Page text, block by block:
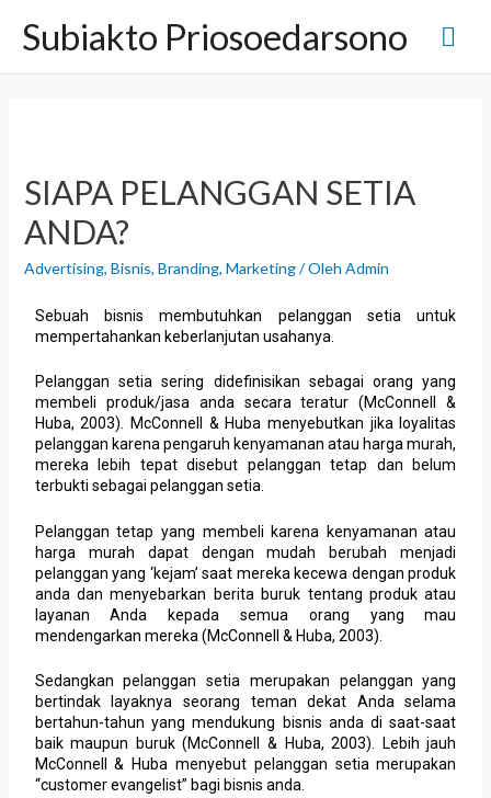
Subiakto Priosoedarsono
SIAPA PELANGGAN SETIA
ANDA?
Advertising, Bisnis, Branding, Marketing/ Oleh Admin
Sebuah bisnis membutuhkan pelanggan setia untuk
mempertahankan keberlanjutan usahanya.
Pelanggan setia sering didefinisikan sebagai orang yang
membeli produk/jasa anda secara teratur (McConnell &
Huba, 2003). McConnell & Huba menyebutkan jika loyalitas
pelanggan karena pengaruh kenyamanan atau harga murah,
mereka lebih tepat disebut pelanggan tetap dan belum
terbukti sebagai pelanggan setia.
Pelanggan tetap yang membeli karena kenyamanan atau
harga murah dapat dengan mudah berubah menjadi
pelanggan yang ‘kejam’ saat mereka kecewa dengan produk
anda dan menyebarkan berita buruk tentang produk atau
layanan Anda kepada semua orang yang mau
mendengarkan mereka (McConnell & Huba, 2003).
Sedangkan pelanggan setia merupakan pelanggan yang
bertindak layaknya seorang teman dekat Anda selama
bertahun-tahun yang mendukung bisnis anda di saat-saat
baik maupun buruk (McConnell & Huba, 2003). Lebih jauh
McConnell & Huba menyebut pelanggan setia merupakan
“customer evangelist” bagi bisnis anda.